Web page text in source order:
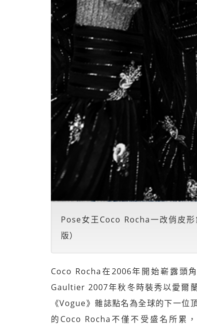
Pose女王Coco Rocha一改俏皮
版）
Coco Rocha在2006年開始嶄露頭
Gaultier 2007年秋冬時裝秀以愛爾
《Vogue》雜誌點名為全球的下一
的Coco Rocha不僅不受盛名所累